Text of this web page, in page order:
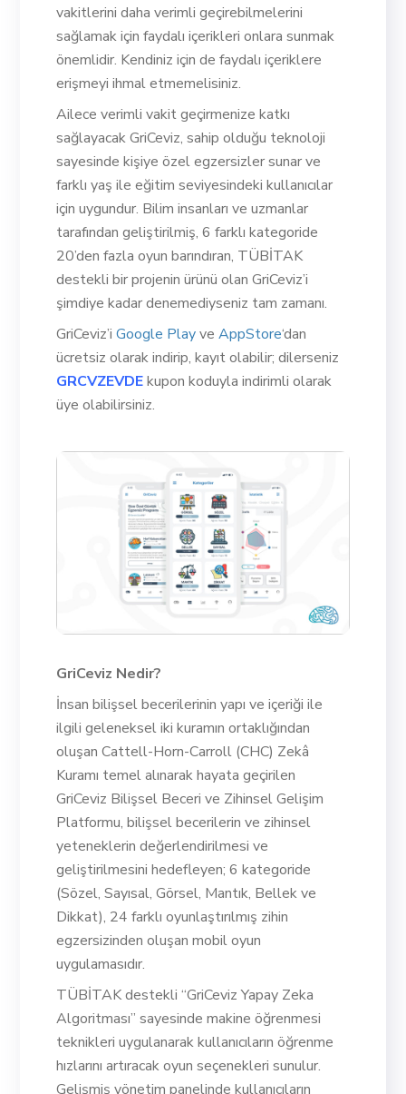
vakitlerini daha verimli geçirebilmelerini
sağlamak için faydalı içerikleri onlara sunmak
önemlidir. Kendiniz için de faydalı içeriklere
erişmeyi ihmal etmemelisiniz.
Ailece verimli vakit geçirmenize katkı
sağlayacak GriCeviz, sahip olduğu teknoloji
sayesinde kişiye özel egzersizler sunar ve
farklı yaş ile eğitim seviyesindeki kullanıcılar
için uygundur. Bilim insanları ve uzmanlar
tarafından geliştirilmiş, 6 farklı kategoride
20’den fazla oyun barındıran, TÜBİTAK
destekli bir projenin ürünü olan GriCeviz’i
şimdiye kadar denemediyseniz tam zamanı.
GriCeviz’iGoogle PlayveAppStore‘dan
ücretsiz olarak indirip, kayıt olabilir; dilerseniz
GRCVZEVDEkupon koduyla indirimli olarak
üye olabilirsiniz.
GriCeviz Nedir?
İnsan bilişsel becerilerinin yapı ve içeriği ile
ilgili geleneksel iki kuramın ortaklığından
oluşan Cattell-Horn-Carroll (CHC) Zekâ
Kuramı temel alınarak hayata geçirilen
GriCeviz Bilişsel Beceri ve Zihinsel Gelişim
Platformu, bilişsel becerilerin ve zihinsel
yeteneklerin değerlendirilmesi ve
geliştirilmesini hedefleyen; 6 kategoride
(Sözel, Sayısal, Görsel, Mantık, Bellek ve
Dikkat), 24 farklı oyunlaştırılmış zihin
egzersizinden oluşan mobil oyun
uygulamasıdır.
TÜBİTAK destekli “GriCeviz Yapay Zeka
Algoritması” sayesinde makine öğrenmesi
teknikleri uygulanarak kullanıcıların öğrenme
hızlarını artıracak oyun seçenekleri sunulur.
Gelişmiş yönetim panelinde kullanıcıların